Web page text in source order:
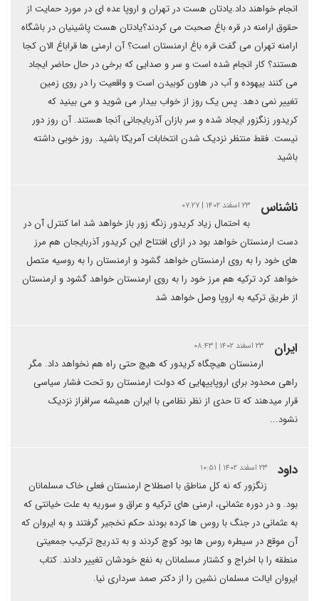
انجام خواهند داد.یادتان هست در تهران و اروپا عده ای در مورد حمایت از
حقوق ارامنه در قره باغ صحبت می کردند؟یادتان هست پاشینیان در باشگاه
ارامنه تهران می گفت قره باغ ارمنستان است؟ آن ارمنی ها قراباغ الان کجا
هستند؟ کار انجام شده است و سر و صدایی که برخی در حال حاضر ایجاد
می کنند بیهوده و آب در هاون کوبیدن است و واقعیت را در روی زمین
تغییر نمی دهد. پس یک روز از خواب بیدار می شوید و می بینید که
کریدور زنگزور ایجاد شده و سر بازان آذربایجانی آنجا هستند. آن روز دور
نیست. فقط منتظر نزدیک شدن انتخابات آمریکا باشید. روز خوبی داشته
باشید
ناشناس ۲۳ اسفند ۱۴۰۲ | ۰۷:۲۷
به احتمال زیاد کریدور زنگه زور باز خواهد شد اما کنترل آن در
دست ارمنستان خواهد بود در ازای افتتاح این کریدور آذربایجان هم مرز
های خود را به روی ارمنستان خواهد گشود و ارمنستان را به روسیه متصل
خواهد کرد ترکیه هم مرز خود را به روی ارمنستان خواهد گشود و ارمنستان
از طریق ترکیه به اروپا وصل خواهد شد
ایران ۲۳ اسفند ۱۴۰۲ | ۰۸:۴۳
ارمنستان هیچگاه کریدور که هیچ حتی راه هم نخواهد داد. مگر
راهی محدود برای اروپاییهایی که دولت ارمنستان رو تحت فشار سیاسی
قرار میدهند که تا حدی از نظر نظامی با ایران همیشه سرافراز نزدیک
نشود...
داود ۲۳ اسفند ۱۴۰۲ | ۱۰:۵۱
زنگزور که نه کل مناطق با اصطلاح ارمنستان فعلی خاک مسلمانان
بود. و در دوره عثمانی، ارمنی های ترکیه و عراق و سوریه به علت خیانتی که
به عثمانی در جنگ با روس ها کرده بودند حکم نخجیر گرفتند و به ایروان که
آن موقع در سیطره روس ها بود کوچ کردند و به تدریج ترکیب جمعیتی
منطقه را با اخراج و کشتار مسلمانان به نفع خودشان تغییر دادند. کتاب
ایروان ایالت مسلمان نشین را از دکتر صمد سرداری نیا.